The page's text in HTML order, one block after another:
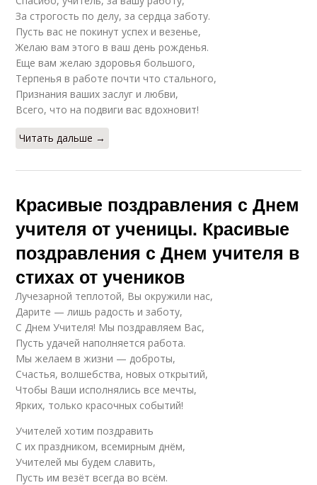
За строгость по делу, за сердца заботу.
Пусть вас не покинут успех и везенье,
Желаю вам этого в ваш день рожденья.
Еще вам желаю здоровья большого,
Терпенья в работе почти что стального,
Признания ваших заслуг и любви,
Всего, что на подвиги вас вдохновит!
Читать дальше →
Красивые поздравления с Днем
учителя от ученицы. Красивые
поздравления с Днем учителя в
стихах от учеников
Лучезарной теплотой, Вы окружили нас,
Дарите — лишь радость и заботу,
С Днем Учителя! Мы поздравляем Вас,
Пусть удачей наполняется работа.
Мы желаем в жизни — доброты,
Счастья, волшебства, новых открытий,
Чтобы Ваши исполнялись все мечты,
Ярких, только красочных событий!
Учителей хотим поздравить
С их праздником, всемирным днём,
Учителей мы будем славить,
Пусть им везёт всегда во всём.